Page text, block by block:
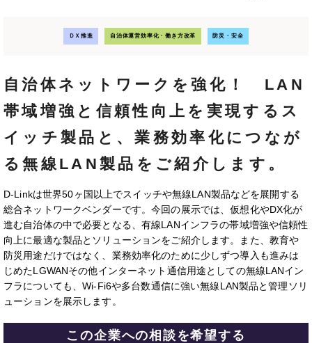
ＤＸ推進 自治体運営効率化・働き方改革 防災・安全
自治体ネットワークを強化！ LAN
帯域増強と信頼性向上を実現するス
イッチ製品と、業務効率化につなが
る無線LAN製品をご紹介します。
D-Linkは世界50ヶ国以上でスイッチや無線LAN製品などを展開する
総合ネットワークベンダーです。今回の展示では、仮想化やDX化が
進む自治体の中で必要となる、有線LANインフラの帯域増強や信頼性
向上に最適な製品とソリューションをご紹介します。また、教育や
防災用途だけではなく、業務効率化のために少しずつ導入も進みは
じめたLGWANその他インターネット通信用途としての無線LANイン
フラについても、Wi-Fi6や多台数通信に強い無線LAN製品と管理ソリ
ューションを展示します。
この企業への相談を希望する